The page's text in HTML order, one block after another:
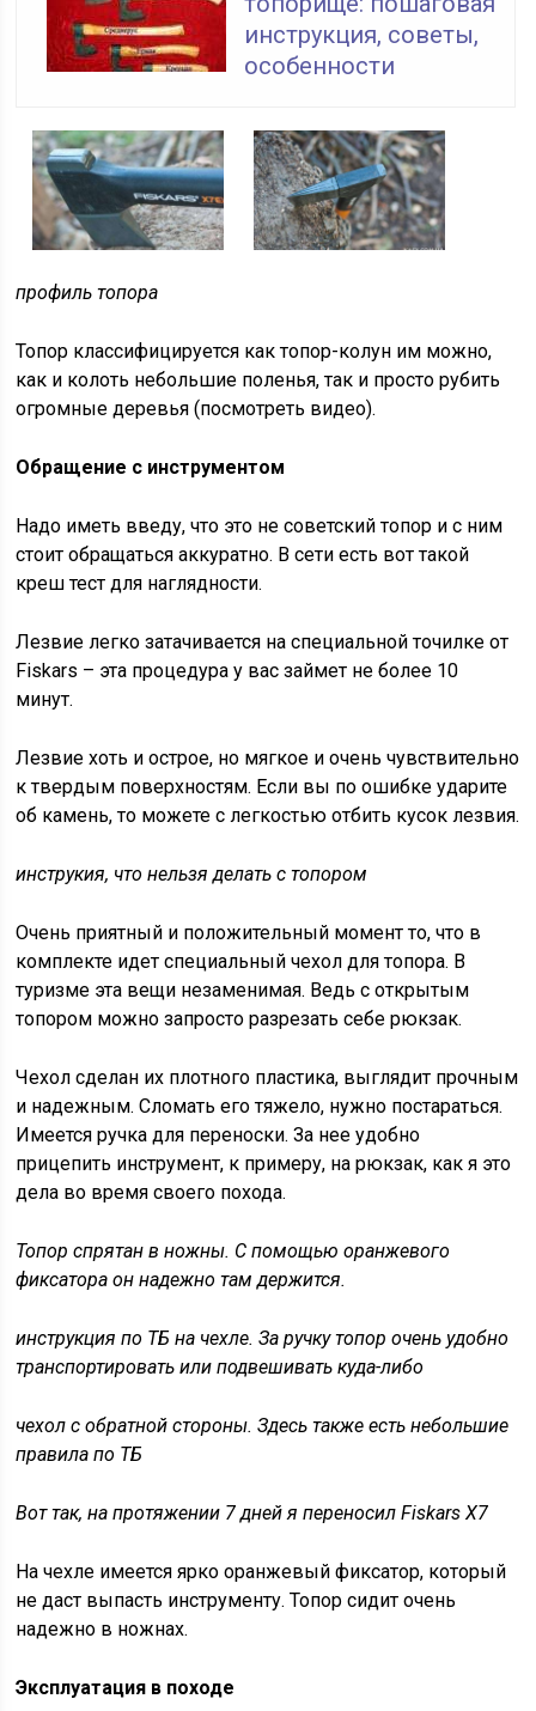
инструкция, советы,
особенности
профиль топора
Топор классифицируется как топор-колун им можно,
как и колоть небольшие поленья, так и просто рубить
огромные деревья (посмотреть видео).
Обращение с инструментом
Надо иметь введу, что это не советский топор и с ним
стоит обращаться аккуратно. В сети есть вот такой
креш тест для наглядности.
Лезвие легко затачивается на специальной точилке от
Fiskars – эта процедура у вас займет не более 10
минут.
Лезвие хоть и острое, но мягкое и очень чувствительно
к твердым поверхностям. Если вы по ошибке ударите
об камень, то можете с легкостью отбить кусок лезвия.
инструкия, что нельзя делать с топором
Очень приятный и положительный момент то, что в
комплекте идет специальный чехол для топора. В
туризме эта вещи незаменимая. Ведь с открытым
топором можно запросто разрезать себе рюкзак.
Чехол сделан их плотного пластика, выглядит прочным
и надежным. Сломать его тяжело, нужно постараться.
Имеется ручка для переноски. За нее удобно
прицепить инструмент, к примеру, на рюкзак, как я это
дела во время своего похода.
Топор спрятан в ножны. С помощью оранжевого
фиксатора он надежно там держится.
инструкция по ТБ на чехле. За ручку топор очень удобно
транспортировать или подвешивать куда-либо
чехол с обратной стороны. Здесь также есть небольшие
правила по ТБ
Вот так, на протяжении 7 дней я переносил Fiskars X7
На чехле имеется ярко оранжевый фиксатор, который
не даст выпасть инструменту. Топор сидит очень
надежно в ножнах.
Эксплуатация в походе